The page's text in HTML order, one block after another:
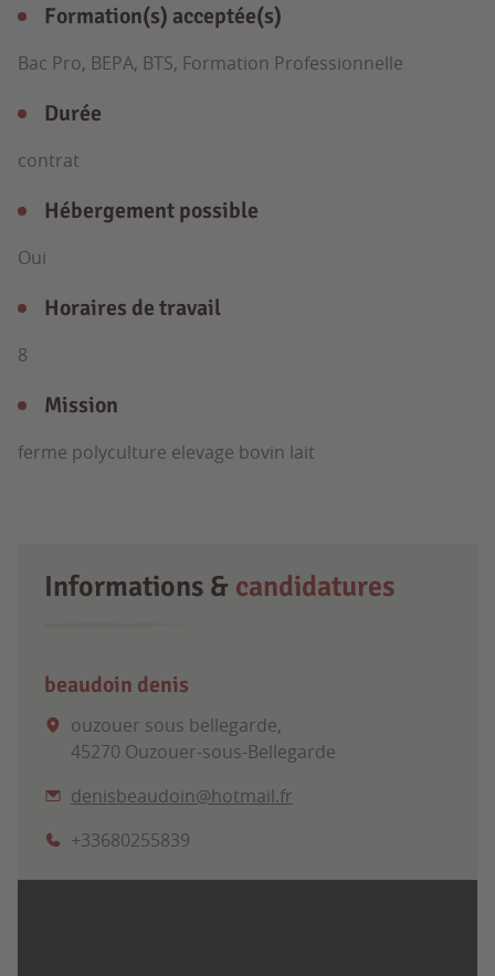
Formation(s) acceptée(s)
Bac Pro, BEPA, BTS, Formation Professionnelle
Durée
contrat
Hébergement possible
Oui
Horaires de travail
8
Mission
ferme polyculture elevage bovin lait
Informations & candidatures
beaudoin denis
ouzouer sous bellegarde,
45270 Ouzouer-sous-Bellegarde
denisbeaudoin@hotmail.fr
+33680255839